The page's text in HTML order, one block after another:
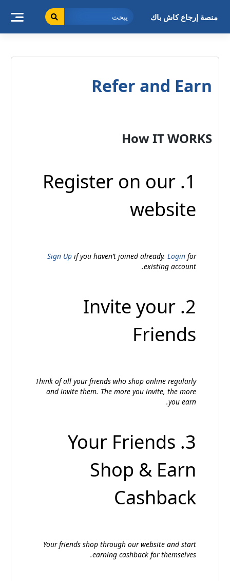
منصة إرجاع كاش باك
Refer and Earn
How IT WORKS
1. Register on our
website
Sign Up if you haven’t joined already.Login for
existing account.
2. Invite your
Friends
Think of all your friends who shop online regularly
and invite them. The more you invite, the more
you earn.
3. Your Friends
Shop & Earn
Cashback
Your friends shop through our website and start
earning cashback for themselves.